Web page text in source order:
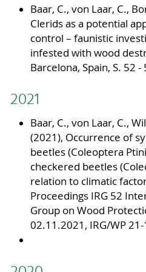
Baar, C., von Laar, C.,
Clerids as a potential
control – faunistic
infested with wood
Barcelona, Spain, S. 52 -
2021
Baar, C., von Laar, C.,
(2021), Occurrence of
beetles (Coleoptera
checkered beetles
relation to climatic
Proceedings IRG 52
Group on Wood
02.11.2021, IRG/WP